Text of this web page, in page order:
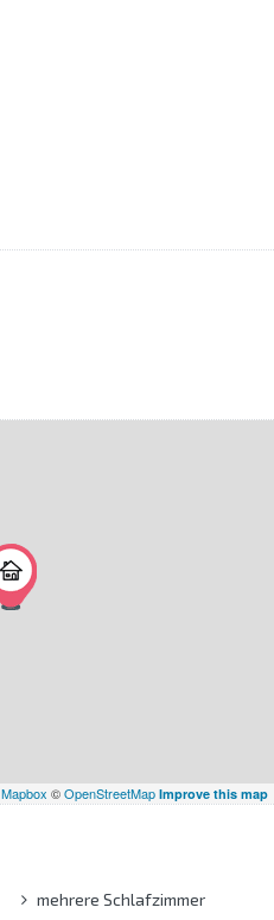
Mapbox ©OpenStreetMap Improve this map
mehrere Schlafzimmer